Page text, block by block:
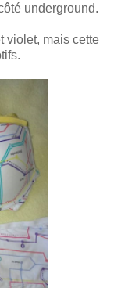
underground.
violet, mais cette